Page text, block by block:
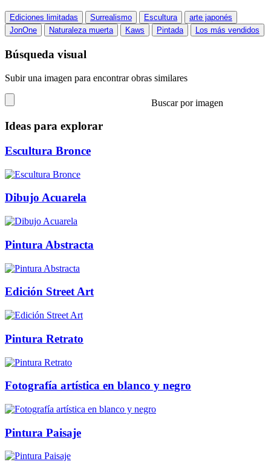
Ediciones limitadas Surrealismo Escultura
arte japonés
JonOne
Naturaleza muerta Kaws Pintada Los más vendidos
Búsqueda visual
Subir una imagen para encontrar obras similares
Buscar por imagen
Ideas para explorar
Escultura Bronce
Dibujo Acuarela
Pintura Abstracta
Edición Street Art
Pintura Retrato
Fotografía artística en blanco y negro
Pintura Paisaje